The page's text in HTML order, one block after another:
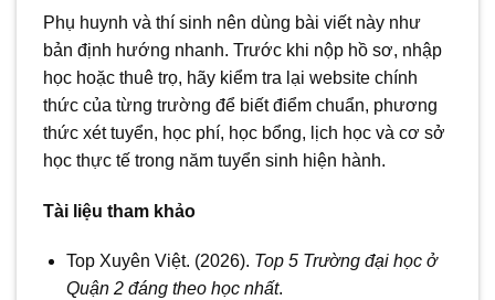
Phụ huynh và thí sinh nên dùng bài viết này như
bản định hướng nhanh. Trước khi nộp hồ sơ, nhập
học hoặc thuê trọ, hãy kiểm tra lại website chính
thức của từng trường để biết điểm chuẩn, phương
thức xét tuyển, học phí, học bổng, lịch học và cơ sở
học thực tế trong năm tuyển sinh hiện hành.
Tài liệu tham khảo
Top Xuyên Việt. (2026). Top 5 Trường đại học ở
Quận 2 đáng theo học nhất.